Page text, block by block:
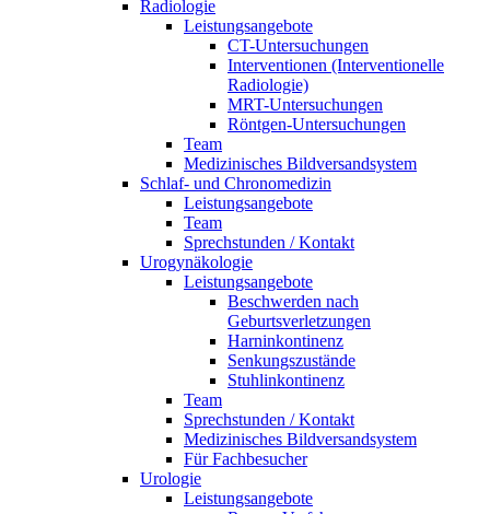
Radiologie
Leistungsangebote
CT-Untersuchungen
Interventionen (Interventionelle
Radiologie)
MRT-Untersuchungen
Röntgen-Untersuchungen
Team
Medizinisches Bildversandsystem
Schlaf- und Chronomedizin
Leistungsangebote
Team
Sprechstunden / Kontakt
Urogynäkologie
Leistungsangebote
Beschwerden nach
Geburtsverletzungen
Harninkontinenz
Senkungszustände
Stuhlinkontinenz
Team
Sprechstunden / Kontakt
Medizinisches Bildversandsystem
Für Fachbesucher
Urologie
Leistungsangebote